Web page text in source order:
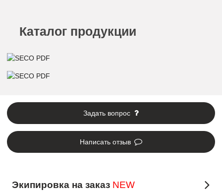
Каталог продукции
Задать вопрос
Написать отзыв
Экипировка на заказ NEW